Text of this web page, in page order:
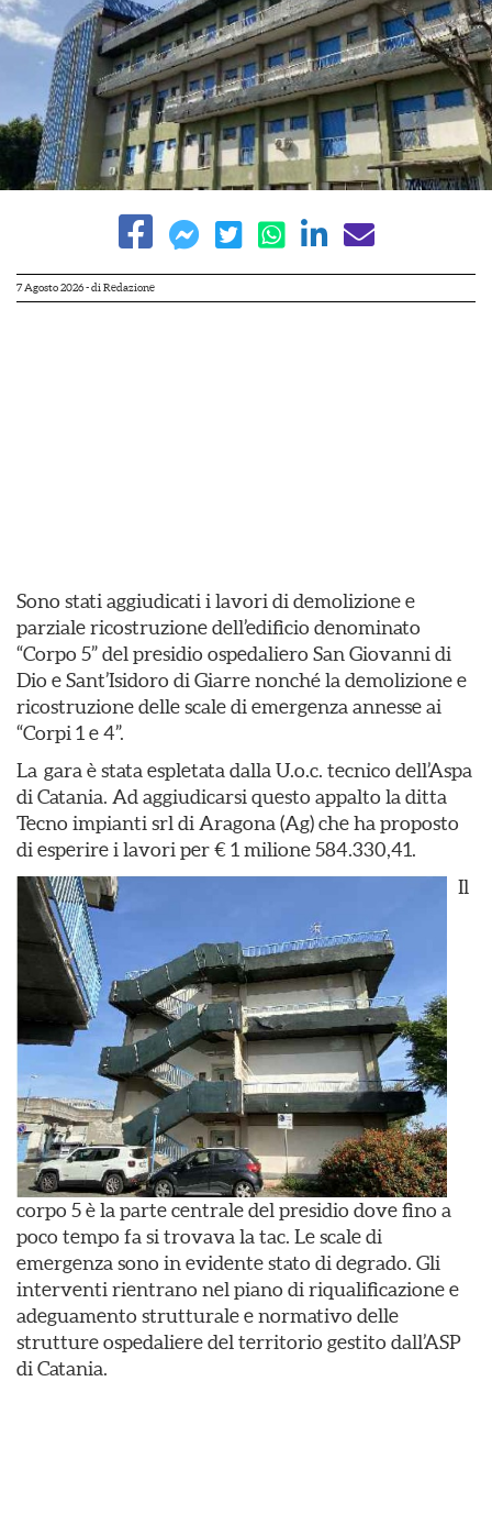
7 Agosto 2026- di Redazione
Sono stati aggiudicati i lavori di demolizione e
parziale ricostruzione dell’edificio denominato
“Corpo 5” del presidio ospedaliero San Giovanni di
Dio e Sant’Isidoro di Giarre nonché la demolizione e
ricostruzione delle scale di emergenza annesse ai
“Corpi 1 e 4”.
La gara è stata espletata dalla U.o.c. tecnico dell’Aspa
di Catania. Ad aggiudicarsi questo appalto la ditta
Tecno impianti srl di Aragona (Ag) che ha proposto
di esperire i lavori per € 1 milione 584.330,41.
Il
corpo 5 è la parte centrale del presidio dove fino a
poco tempo fa si trovava la tac. Le scale di
emergenza sono in evidente stato di degrado. Gli
interventi rientrano nel piano di riqualificazione e
adeguamento strutturale e normativo delle
strutture ospedaliere del territorio gestito dall’ASP
di Catania.